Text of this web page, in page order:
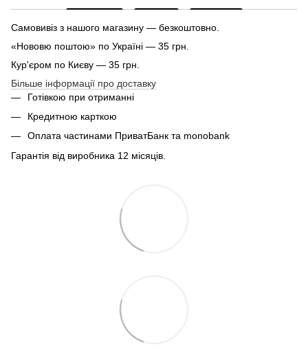
Самовивіз з нашого магазину — безкоштовно.
«Нововю поштою» по Україні — 35 грн.
Кур'єром по Києву — 35 грн.
Більше інформації про доставку
Готівкою при отриманні
Кредитною карткою
Оплата частинами ПриватБанк та monobank
Гарантія від виробника 12 місяців.